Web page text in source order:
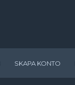
SKAPA KONTO